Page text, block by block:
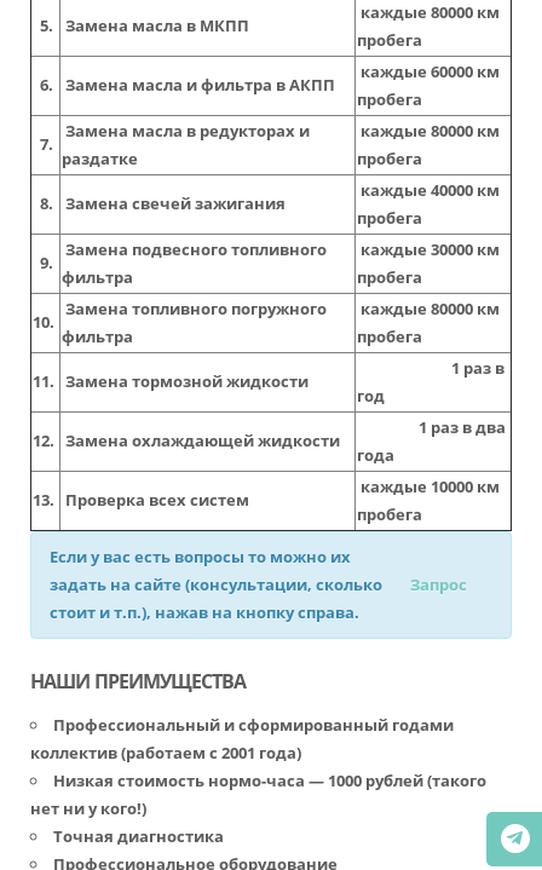
5. Замена масла в МКПП
каждые 80000 км
пробега
6. Замена масла и фильтра в АКПП
каждые 60000 км
пробега
7.
Замена масла в редукторах и
раздатке
каждые 80000 км
пробега
8. Замена свечей зажигания
каждые 40000 км
пробега
9.
Замена подвесного топливного
фильтра
каждые 30000 км
пробега
10.
Замена топливного погружного
фильтра
каждые 80000 км
пробега
11. Замена тормозной жидкости
1 раз в
год
12. Замена охлаждающей жидкости
1 раз в два
года
13. Проверка всех систем
каждые 10000 км
пробега
Если у вас есть вопросы то можно их
задать на сайте (консультации, сколько
стоит и т.п.), нажав на кнопку справа.
Запрос
НАШИ ПРЕИМУЩЕСТВА
Профессиональный и сформированный годами
коллектив (работаем с 2001 года)
Низкая стоимость нормо-часа — 1000 рублей (такого
нет ни у кого!)
Точная диагностика
Профессиональное оборудование